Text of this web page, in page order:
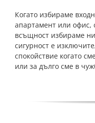
Когато избираме
апартамент или офис,
всъщност избираме
сигурност е
спокойствие когато
или за дълго сме в